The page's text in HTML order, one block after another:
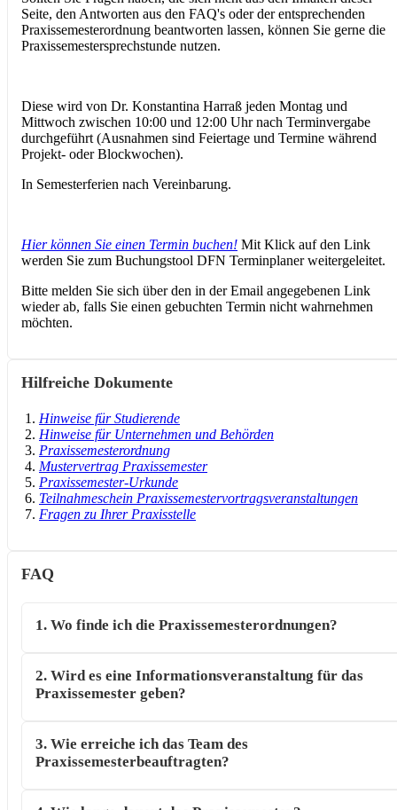
Seite, den Antworten aus den FAQ's oder der entsprechenden
Praxissemesterordnung beantworten lassen, können Sie gerne die
Praxissemestersprechstunde nutzen.
Diese wird von Dr. Konstantina Harraß jeden Montag und
Mittwoch zwischen 10:00 und 12:00 Uhr nach Terminvergabe
durchgeführt (Ausnahmen sind Feiertage und Termine während
Projekt- oder Blockwochen).
In Semesterferien nach Vereinbarung.
Hier können Sie einen Termin buchen! Mit Klick auf den Link
werden Sie zum Buchungstool DFN Terminplaner weitergeleitet.
Bitte melden Sie sich über den in der Email angegebenen Link
wieder ab, falls Sie einen gebuchten Termin nicht wahrnehmen
möchten.
Hilfreiche Dokumente
Hinweise für Studierende
Hinweise für Unternehmen und Behörden
Praxissemesterordnung
Mustervertrag Praxissemester
Praxissemester-Urkunde
Teilnahmeschein Praxissemestervortragsveranstaltungen
Fragen zu Ihrer Praxisstelle
FAQ
1. Wo finde ich die Praxissemesterordnungen?
2. Wird es eine Informationsveranstaltung für das
Praxissemester geben?
3. Wie erreiche ich das Team des
Praxissemesterbeauftragten?